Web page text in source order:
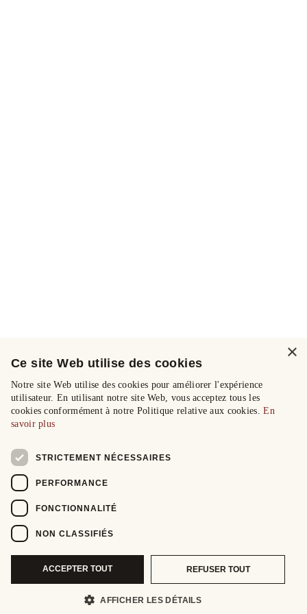
×
Ce site Web utilise des cookies
Notre site Web utilise des cookies pour améliorer l'expérience
utilisateur. En utilisant notre site Web, vous acceptez tous les
cookies conformément à notre Politique relative aux cookies.En
savoir plus
STRICTEMENT NÉCESSAIRES
PERFORMANCE
FONCTIONNALITÉ
NON CLASSIFIÉS
ACCEPTER TOUT REFUSER TOUT
AFFICHER LES DÉTAILS